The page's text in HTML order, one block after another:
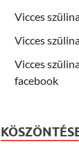
Vicces
Vicces
Vicces
facebook